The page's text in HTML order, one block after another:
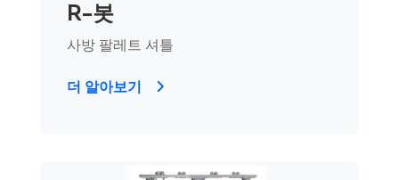
R-봇
사방 팔레트 셔틀
더 알아보기